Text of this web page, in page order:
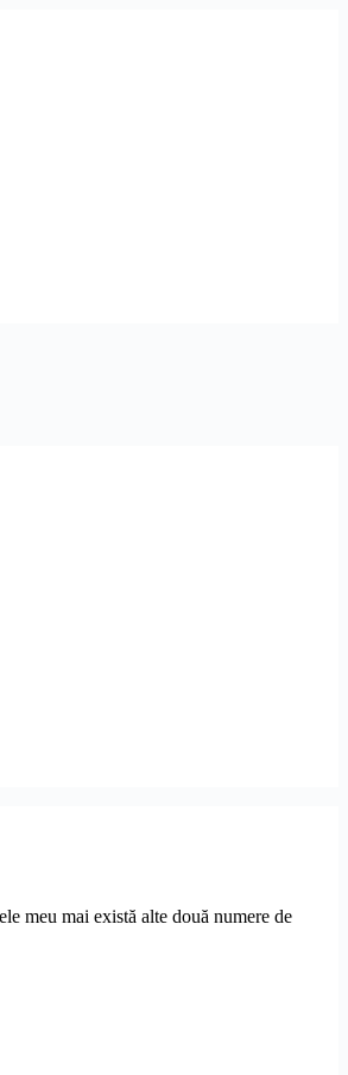
meu mai există alte două numere de